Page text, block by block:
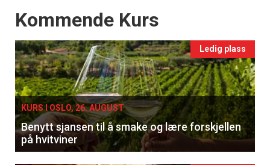
Events
Kommende Kurs
Ledig plass
KURS I OSLO, 26. AUGUST
Benytt sjansen til å smake og lære forskjellen
på hvitviner